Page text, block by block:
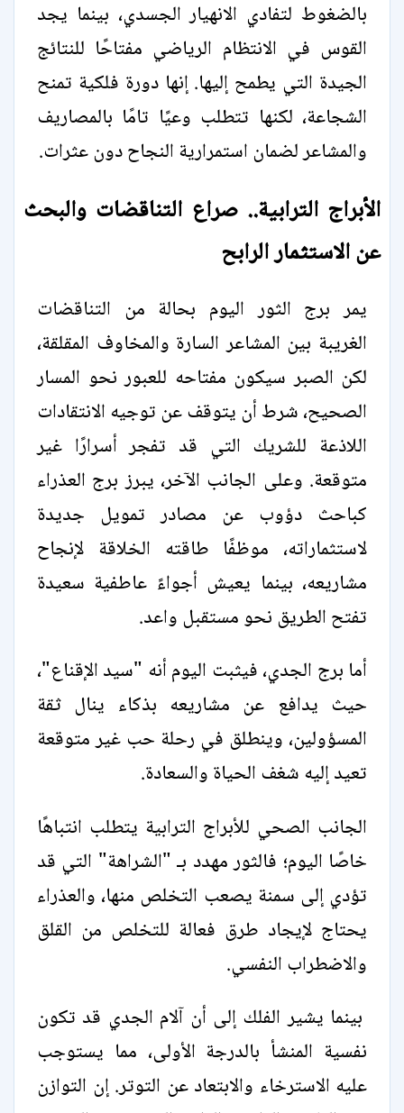
بالضغوط لتفادي الانهيار الجسدي، بينما يجد
القوس في الانتظام الرياضي مفتاحًا للنتائج
الجيدة التي يطمح إليها. إنها دورة فلكية تمنح
الشجاعة، لكنها تتطلب وعيًا تامًا بالمصاريف
والمشاعر لضمان استمرارية النجاح دون عثرات.
الأبراج الترابية.. صراع التناقضات والبحث
عن الاستثمار الرابح
يمر برج الثور اليوم بحالة من التناقضات
الغريبة بين المشاعر السارة والمخاوف المقلقة،
لكن الصبر سيكون مفتاحه للعبور نحو المسار
الصحيح، شرط أن يتوقف عن توجيه الانتقادات
اللاذعة للشريك التي قد تفجر أسرارًا غير
متوقعة. وعلى الجانب الآخر، يبرز برج العذراء
كباحث دؤوب عن مصادر تمويل جديدة
لاستثماراته، موظفًا طاقته الخلاقة لإنجاح
مشاريعه، بينما يعيش أجواءً عاطفية سعيدة
تفتح الطريق نحو مستقبل واعد.
أما برج الجدي، فيثبت اليوم أنه "سيد الإقناع"،
حيث يدافع عن مشاريعه بذكاء ينال ثقة
المسؤولين، وينطلق في رحلة حب غير متوقعة
تعيد إليه شغف الحياة والسعادة.
الجانب الصحي للأبراج الترابية يتطلب انتباهًا
خاصًا اليوم؛ فالثور مهدد بـ "الشراهة" التي قد
تؤدي إلى سمنة يصعب التخلص منها، والعذراء
يحتاج لإيجاد طرق فعالة للتخلص من القلق
والاضطراب النفسي.
بينما يشير الفلك إلى أن آلام الجدي قد تكون
نفسية المنشأ بالدرجة الأولى، مما يستوجب
عليه الاسترخاء والابتعاد عن التوتر. إن التوازن